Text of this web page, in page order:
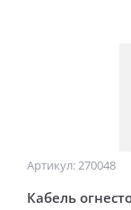
Артикул: 270048
Кабель